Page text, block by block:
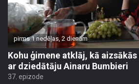
pirms 1 nedēļas, 2 dienām
Kohu ģimene atklāj, kā
ar dziedātāju Ainaru Bumbieri
37. epizode